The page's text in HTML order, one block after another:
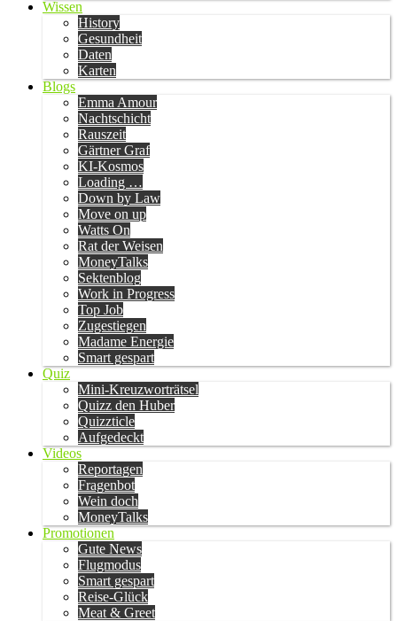
Wissen
History
Gesundheit
Daten
Karten
Blogs
Emma Amour
Nachtschicht
Rauszeit
Gärtner Graf
KI-Kosmos
Loading …
Down by Law
Move on up
Watts On
Rat der Weisen
MoneyTalks
Sektenblog
Work in Progress
Top Job
Zugestiegen
Madame Energie
Smart gespart
Quiz
Mini-Kreuzworträtsel
Quizz den Huber
Quizzticle
Aufgedeckt
Videos
Reportagen
Fragenbot
Wein doch
MoneyTalks
Promotionen
Gute News
Flugmodus
Smart gespart
Reise-Glück
Meat & Greet